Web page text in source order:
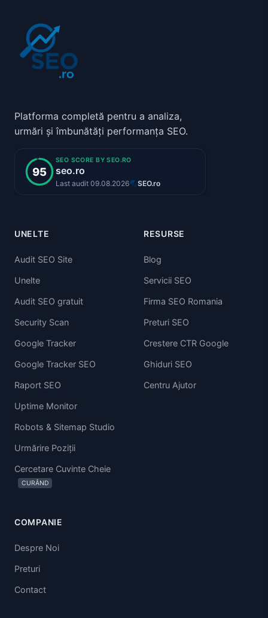
Platforma completă pentru a analiza,
urmări și îmbunătăți performanța SEO.
UNELTE
Audit SEO Site
Unelte
Audit SEO gratuit
Security Scan
Google Tracker
Google Tracker SEO
Raport SEO
Uptime Monitor
Robots & Sitemap Studio
Urmărire Poziții
Cercetare Cuvinte Cheie
CURÂND
RESURSE
Blog
Servicii SEO
Firma SEO Romania
Preturi SEO
Crestere CTR Google
Ghiduri SEO
Centru Ajutor
COMPANIE
Despre Noi
Preturi
Contact